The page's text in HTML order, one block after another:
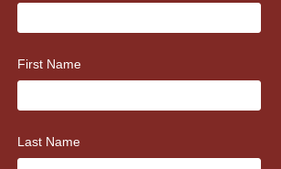
First Name
Last Name